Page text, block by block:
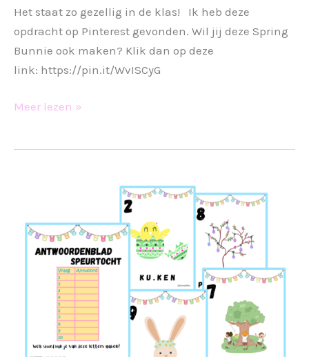
Het staat zo gezellig in de klas! Ik heb deze
opdracht op Pinterest gevonden. Wil jij deze Spring
Bunnie ook maken? Klik dan op deze
link: https://pin.it/WvISCyG
Spring
Meer lezen »